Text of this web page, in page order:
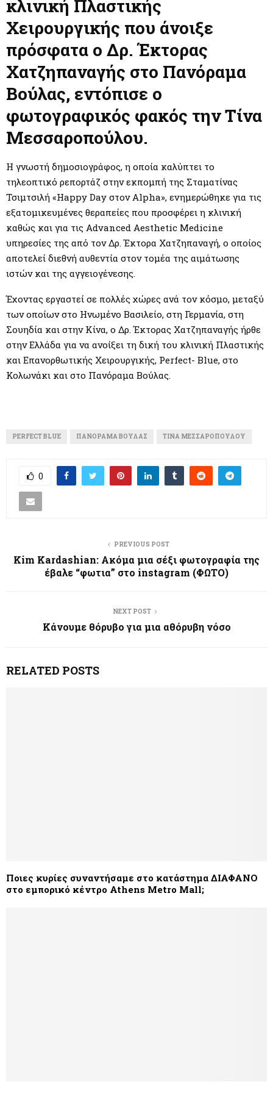
E
N
U
κλινική Πλαστικής
Χειρουργικής που άνοιξε
πρόσφατα ο Δρ. Έκτορας
Χατζηπαναγής στο Πανόραμα
Βούλας, εντόπισε ο
φωτογραφικός φακός την Τίνα
Μεσσαροπούλου.
Η γνωστή δημοσιογράφος, η οποία καλύπτει το
τηλεοπτικό ρεπορτάζ στην εκπομπή της Σταματίνας
Τσιμτσιλή «Happy Day στον Alpha», ενημερώθηκε για τις
εξατομικευμένες θεραπείες που προσφέρει η κλινική
καθώς και για τις Advanced Aesthetic Medicine
υπηρεσίες της από τον Δρ. Έκτορα Χατζηπαναγή, ο οποίος
αποτελεί διεθνή αυθεντία στον τομέα της αιμάτωσης
ιστών και της αγγειογένεσης.
Έχοντας εργαστεί σε πολλές χώρες ανά τον κόσμο, μεταξύ
των οποίων στο Ηνωμένο Βασιλείο, στη Γερμανία, στη
Σουηδία και στην Κίνα, ο Δρ. Έκτορας Χατζηπαναγής ήρθε
στην Ελλάδα για να ανοίξει τη δική του κλινική Πλαστικής
και Επανορθωτικής Χειρουργικής, Perfect- Blue, στο
Κολωνάκι και στο Πανόραμα Βούλας.
PERFECT BLUE ΠΑΝΌΡΑΜΑ ΒΟΎΛΑΣ ΤΊΝΑ ΜΕΣΣΑΡΟΠΟΎΛΟΥ
0
PREVIOUS POST
Kim Kardashian: Ακόμα μια σέξι φωτογραφία της
έβαλε “φωτια” στο instagram (ΦΩΤΟ)
NEXT POST
Κάνουμε θόρυβο για μια αθόρυβη νόσο
RELATED POSTS
Ποιες κυρίες συναντήσαμε στο κατάστημα ΔΙΑΦΑΝΟ
στο εμπορικό κέντρο Athens Metro Mall;